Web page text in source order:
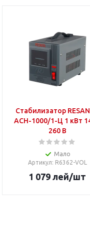
Стабилизатор
ACH-1000/1-Ц 1 кВт
260 В
Мало
Артикул: R6362-VOL
1 079 лей/шт